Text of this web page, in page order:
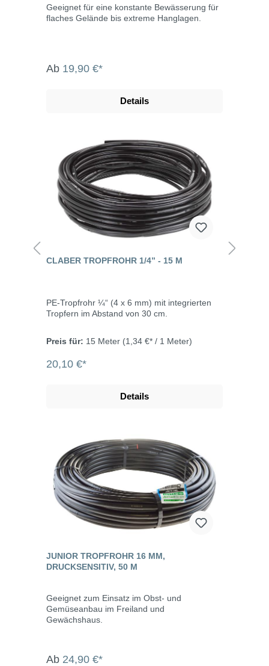
Geeignet für eine konstante Bewässerung für
flaches Gelände bis extreme Hanglagen.
Ab 19,90 €*
Details
CLABER TROPFROHR 1/4” - 15 M
PE-Tropfrohr ¼“ (4 x 6 mm) mit integrierten
Tropfern im Abstand von 30 cm.
Preis für: 15 Meter (1,34 €* / 1 Meter)
20,10 €*
Details
JUNIOR TROPFROHR 16 MM,
DRUCKSENSITIV, 50 M
Geeignet zum Einsatz im Obst- und
Gemüseanbau im Freiland und
Gewächshaus.
Ab 24,90 €*